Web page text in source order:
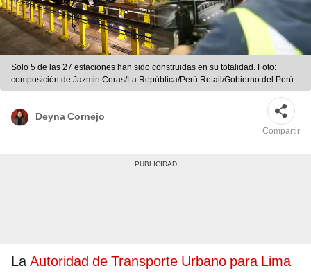
Solo 5 de las 27 estaciones han sido construidas en su totalidad. Foto:
composición de Jazmin Ceras/La República/Perú Retail/Gobierno del Perú
Deyna Cornejo
Compartir
LaAutoridad de Transporte Urbano para Lima